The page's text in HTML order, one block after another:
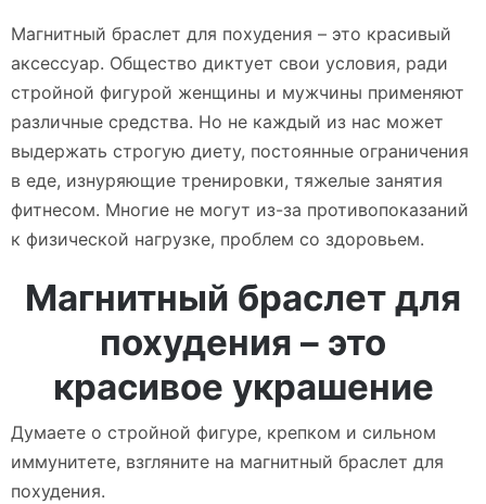
Магнитный браслет для похудения – это красивый
аксессуар. Общество диктует свои условия, ради
стройной фигурой женщины и мужчины применяют
различные средства. Но не каждый из нас может
выдержать строгую диету, постоянные ограничения
в еде, изнуряющие тренировки, тяжелые занятия
фитнесом. Многие не могут из-за противопоказаний
к физической нагрузке, проблем со здоровьем.
Магнитный браслет для
похудения – это
красивое украшение
Думаете о стройной фигуре, крепком и сильном
иммунитете, взгляните на магнитный браслет для
похудения.